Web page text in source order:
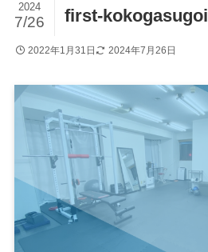
first-kokogasugoi
2024
7/26
2022年1月31日 2024年7月26日